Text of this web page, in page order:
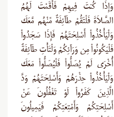
وَإِذَا كُنتَ فِيهِمْ فَأَقَمْتَ لَهُمُ
الصَّلاَةَ فَلْتَقُمْ طَآئِفَةٌ مِّنْهُم مَّعَكَ
وَلْيَأْخُذُواْ أَسْلِحَتَهُمْ فَإِذَا سَجَدُواْ
فَلْيَكُونُواْ مِن وَرَآئِكُمْ وَلْتَأْتِ طَآئِفَةٌ
أُخْرَى لَمْ يُصَلُّواْ فَلْيُصَلُّواْ مَعَكَ
وَلْيَأْخُذُواْ حِذْرَهُمْ وَأَسْلِحَتَهُمْ وَدَّ
الَّذِينَ كَفَرُواْ لَوْ تَغْفُلُونَ عَنْ
أَسْلِحَتِكُمْ وَأَمْتِعَتِكُمْ فَيَمِيلُونَ